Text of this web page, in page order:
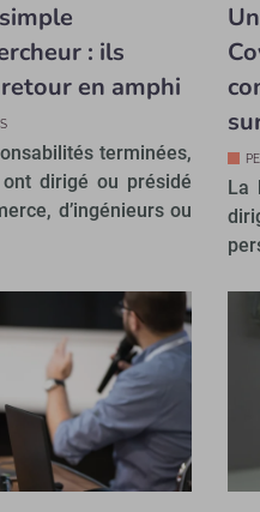
: ils
en amphi
terminées,
dirigé ou présidé
d’ingénieurs ou
La